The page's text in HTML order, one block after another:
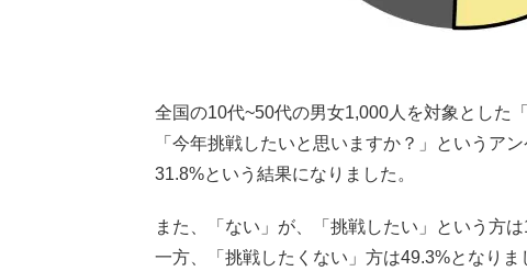
全国の10代~50代の男女1,000人を対象とした
「今年挑戦したいと思いますか？」というア
31.8%という結果になりました。
また、「ない」が、「挑戦したい」という方は
一方、「挑戦したくない」方は49.3%となりま